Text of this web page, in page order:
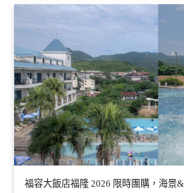
福容大飯店福隆 2026 限時團購，海景